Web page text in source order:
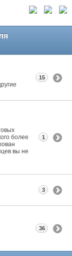
15
более
вы не
1
3
36